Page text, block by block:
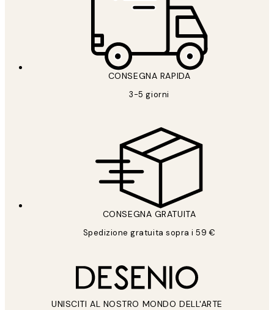
CONSEGNA RAPIDA
3-5 giorni
CONSEGNA GRATUITA
Spedizione gratuita sopra i 59 €
UNISCITI AL NOSTRO MONDO DELL'ARTE